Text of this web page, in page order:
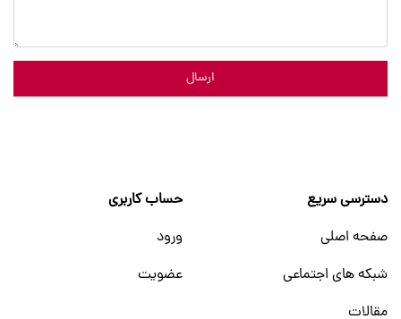
ارسال
دسترسی سریع
صفحه اصلی
شبکه های اجتماعی
مقالات
حساب کاربری
ورود
عضویت